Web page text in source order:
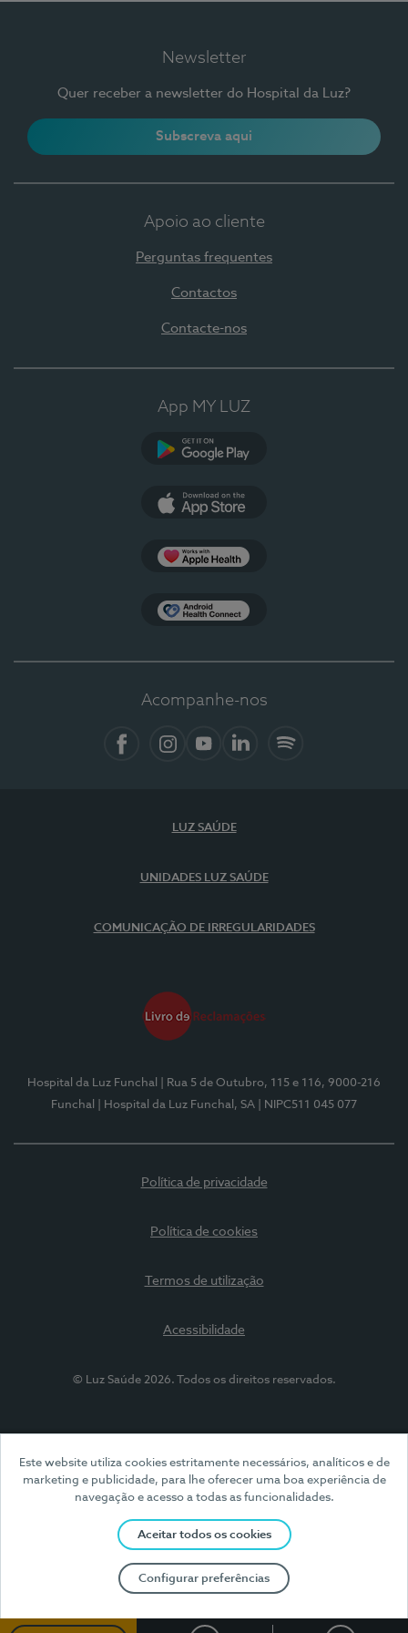
Este website utiliza cookies estritamente necessários, analíticos e de
marketing e publicidade, para lhe oferecer uma boa experiência de
navegação e acesso a todas as funcionalidades.
Aceitar todos os cookies
Configurar preferências
Newsletter
Quer receber a newsletter do Hospital da Luz?
Subscreva aqui
Apoio ao cliente
Perguntas frequentes
Contactos
Contacte-nos
App MY LUZ
Acompanhe-nos
LUZ SAÚDE
UNIDADES LUZ SAÚDE
COMUNICAÇÃO DE IRREGULARIDADES
Hospital da Luz Funchal
| Rua 5 de Outubro, 115 e 116, 9000-216
Funchal
| Hospital da Luz Funchal, SA | NIPC511 045 077
Política de privacidade
Política de cookies
Termos de utilização
Acessibilidade
© Luz Saúde 2026. Todos os direitos reservados.